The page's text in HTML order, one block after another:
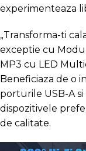
experimenteaza
„Transforma-ti
exceptie cu
MP3 cu LED
Beneficiaza de o
porturile USB-A
dispozitivele
de calitate.